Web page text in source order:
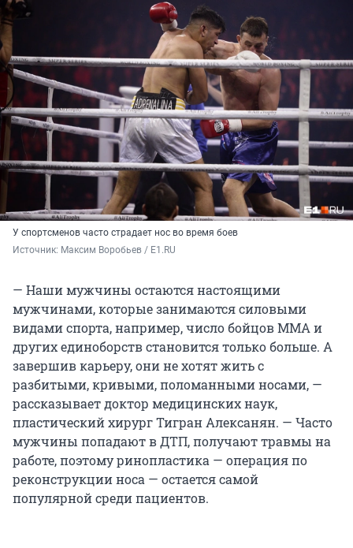
У спортсменов часто страдает нос во время боев
Источник: Максим Воробьев / E1.RU
— Наши мужчины остаются настоящими
мужчинами, которые занимаются силовыми
видами спорта, например, число бойцов ММА и
других единоборств становится только больше. А
завершив карьеру, они не хотят жить с
разбитыми, кривыми, поломанными носами, —
рассказывает доктор медицинских наук,
пластический хирург Тигран Алексанян. — Часто
мужчины попадают в ДТП, получают травмы на
работе, поэтому ринопластика — операция по
реконструкции носа — остается самой
популярной среди пациентов.